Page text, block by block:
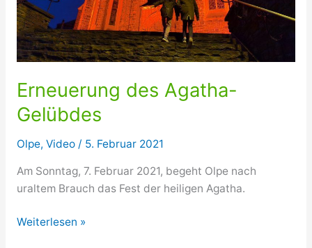
Erneuerung des Agatha-
Gelübdes
Olpe, Video/ 5. Februar 2021
Am Sonntag, 7. Februar 2021, begeht Olpe nach
uraltem Brauch das Fest der heiligen Agatha.
Erneuerung
Weiterlesen »